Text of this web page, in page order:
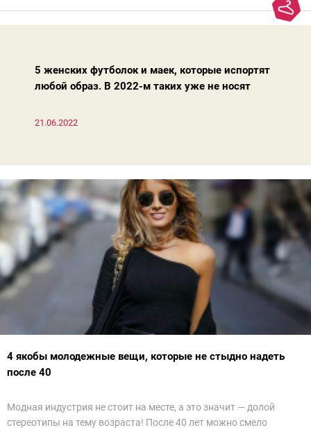
Достаточно лишь провести ревизию прошлогодних покупок.
5 женских футболок и маек, которые испортят
любой образ. В 2022-м таких уже не носят
21.06.2022
4 якобы молодежные вещи, которые не стыдно надеть
после 40
Модная индустрия не стоит на месте, а это значит — долой
стереотипы на тему возраста! После 40 лет можно смело